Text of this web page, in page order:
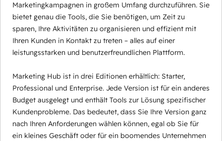
Marketingkampagnen in großem Umfang durchzuführen. Sie
bietet genau die Tools, die Sie benötigen, um Zeit zu
sparen, Ihre Aktivitäten zu organisieren und effizient mit
Ihren Kunden in Kontakt zu treten – alles auf einer
leistungsstarken und benutzerfreundlichen Plattform.
Marketing Hub ist in drei Editionen erhältlich: Starter,
Professional und Enterprise. Jede Version ist für ein anderes
Budget ausgelegt und enthält Tools zur Lösung spezifischer
Kundenprobleme. Das bedeutet, dass Sie Ihre Version ganz
nach Ihren Anforderungen wählen können, egal ob Sie für
ein kleines Geschäft oder für ein boomendes Unternehmen